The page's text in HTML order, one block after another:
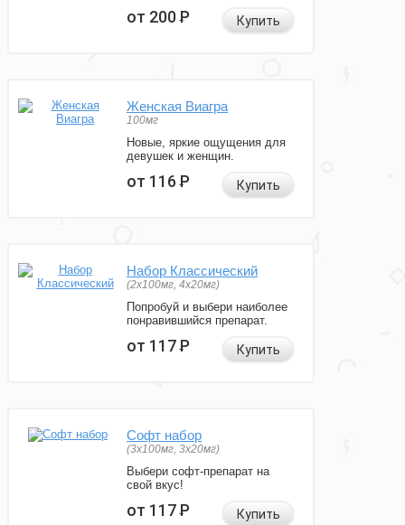
от 200Р Купить
Женская Виагра
100мг
Новые, яркие ощущения для
девушек и женщин.
от 116Р Купить
Набор Классический
(2x100мг, 4x20мг)
Попробуй и выбери наиболее
понравившийся препарат.
от 117Р Купить
Софт набор
(3x100мг, 3x20мг)
Выбери софт-препарат на
свой вкус!
от 117Р Купить